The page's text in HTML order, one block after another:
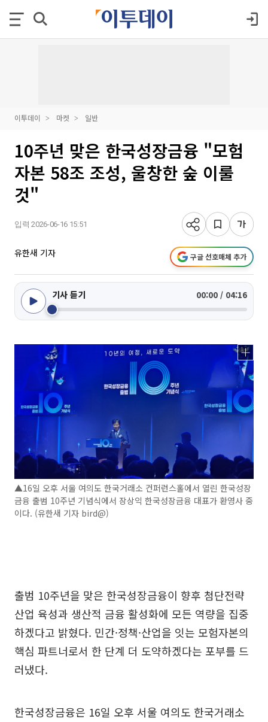
이투데이 마켓 일반
10주년 맞은 한국성장금융 "모험
자본 58조 조성, 울창한 숲 이룰
것"
입력 2026-06-16 15:51
유한새 기자 구글 선호매체 추가
기사 듣기 00:00 / 04:16
▲16일 오후 서울 여의도 한국거래소 컨퍼런스홀에서 열린 한국성장
금융 출범 10주년 기념식에서 장상익 한국성장금융 대표가 환영사 중
이다. (유한새 기자 bird@)
출범 10주년을 맞은 한국성장금융이 향후 첨단전략
산업 육성과 생산적 금융 활성화에 모든 역량을 집중
하겠다고 밝혔다. 민간·정책·산업을 잇는 모험자본의
핵심 파트너로서 한 단계 더 도약하겠다는 포부를 드
러냈다.
한국성장금융은 16일 오후 서울 여의도 한국거래소